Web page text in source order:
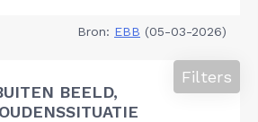
Bron: EBB (05-03-2026)
BEELD,
Filters